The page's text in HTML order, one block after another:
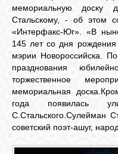
ОБЪЯВЛЕНИЯ
ВОПРОСЫ /
КОНТАКТЫ
мемориальную доску
Стальскому, - об этом
«Интерфакс-Юг». «В
145 лет со дня
мэрии Новороссийска.
празднования
торжественное
мемориальная
года появилась
С.Стальского.Сулейман
советский поэт-ашуг,